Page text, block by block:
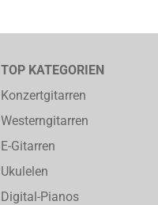
TOP KATEGORIEN
Konzertgitarren
Westerngitarren
E-Gitarren
Ukulelen
Digital-Pianos